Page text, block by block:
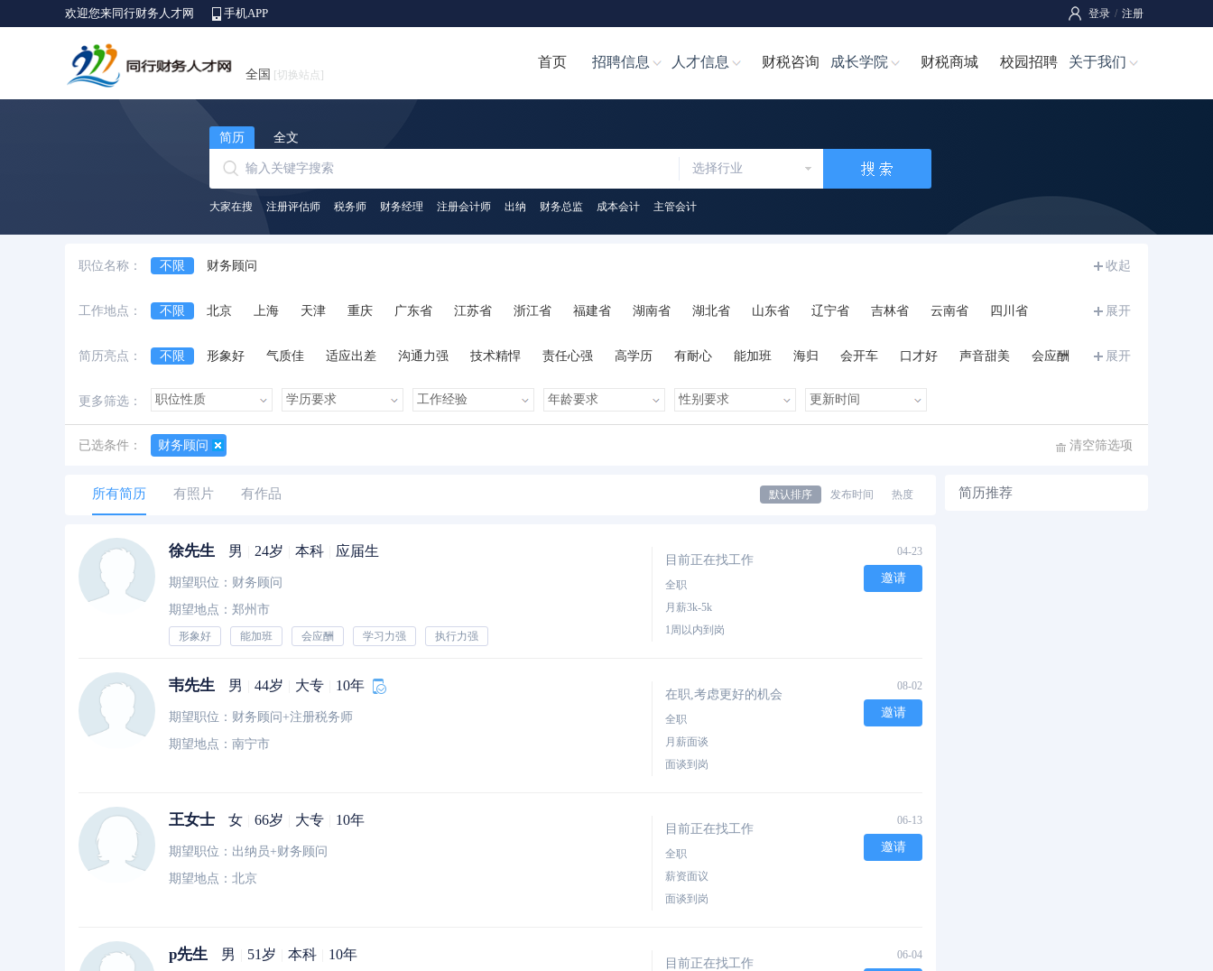
欢迎您来同行财务人才网 手机APP 登录 / 注册
全国 [切换站点]
首页 招聘信息 人才信息 财税咨询 成长学院 财税商城 校园招聘 关于我们
简历 全文
选择行业
大家在搜 注册评估师 税务师 财务经理 注册会计师 出纳 财务总监 成本会计 主管会计
职位名称： 不限 财务顾问 收起
工作地点： 不限 北京 上海 天津 重庆 广东省 江苏省 浙江省 福建省 湖南省 湖北省 山东省 辽宁省 吉林省 云南省
四川省
台湾省
香港 澳门 国外
展开
简历亮点： 不限 形象好 气质佳 适应出差 沟通力强 技术精悍 责任心强 高学历 有耐心 能加班 海归 会开车 口才好 声音甜美
会应酬
展开
更多筛选：
已选条件： 财务顾问 清空筛选项
所有简历 有照片 有作品 默认排序 发布时间 热度
徐先生 男 24岁 本科 应届生
期望职位：财务顾问
期望地点：郑州市
形象好 能加班 会应酬 学习力强 执行力强
目前正在找工作
全职
月薪3k-5k
1周以内到岗
04-23
邀请
韦先生 男 44岁 大专 10年
期望职位：财务顾问+注册税务师
期望地点：南宁市
在职,考虑更好的机会
全职
月薪面谈
面谈到岗
08-02
邀请
王女士 女 66岁 大专 10年
期望职位：出纳员+财务顾问
期望地点：北京
目前正在找工作
全职
薪资面议
面谈到岗
06-13
邀请
p先生 男 51岁 本科 10年
目前正在找工作
06-04
简历推荐